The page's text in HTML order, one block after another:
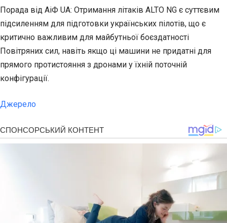
Порада від АіФ UA: Отримання літаків ALTO NG є суттєвим
підсиленням для підготовки українських пілотів, що є
критично важливим для майбутньої боєздатності
Повітряних сил, навіть якщо ці машини не придатні для
прямого протистояння з дронами у їхній поточній
конфігурації.
Джерело